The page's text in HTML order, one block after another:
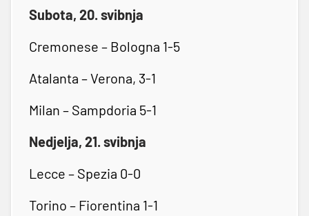
Subota, 20. svibnja
Cremonese – Bologna 1-5
Atalanta – Verona, 3-1
Milan – Sampdoria 5-1
Nedjelja, 21. svibnja
Lecce – Spezia 0-0
Torino – Fiorentina 1-1